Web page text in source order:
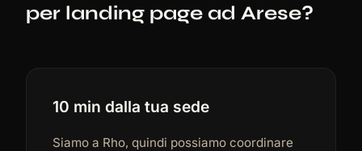
per landing page ad Arese?
10 min dalla tua sede
Siamo a Rho, quindi possiamo coordinare